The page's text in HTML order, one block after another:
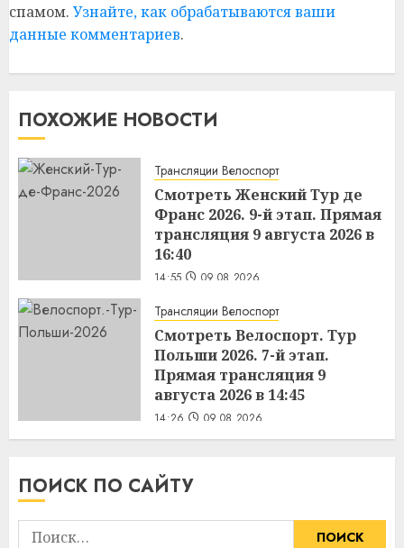
спамом. Узнайте, как обрабатываются ваши
данные комментариев.
ПОХОЖИЕ НОВОСТИ
Трансляции Велоспорт
Смотреть Женский Тур де
Франс 2026. 9-й этап. Прямая
трансляция 9 августа 2026 в
16:40
14:55 09.08.2026
Трансляции Велоспорт
Смотреть Велоспорт. Тур
Польши 2026. 7-й этап.
Прямая трансляция 9
августа 2026 в 14:45
14:26 09.08.2026
ПОИСК ПО САЙТУ
Найти: